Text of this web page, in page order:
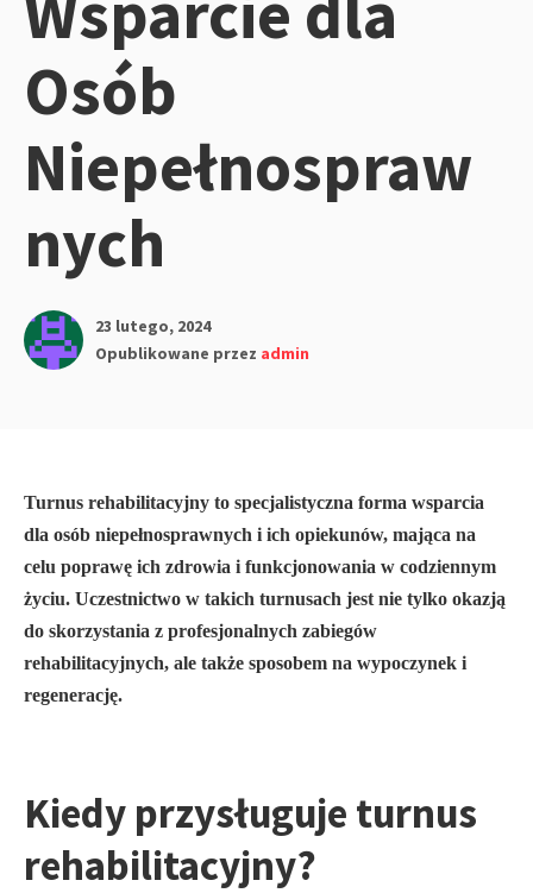
Osób
Niepełnospraw
nych
23 lutego, 2024
Opublikowane przez admin
Turnus rehabilitacyjny to specjalistyczna forma wsparcia
dla osób niepełnosprawnych i ich opiekunów, mająca na
celu poprawę ich zdrowia i funkcjonowania w codziennym
życiu. Uczestnictwo w takich turnusach jest nie tylko okazją
do skorzystania z profesjonalnych zabiegów
rehabilitacyjnych, ale także sposobem na wypoczynek i
regenerację.
Kiedy przysługuje turnus
rehabilitacyjny?